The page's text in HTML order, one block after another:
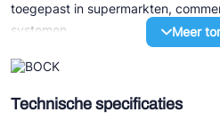
toegepast in supermarkten,
systemen.
HG CO2
• Zuiggas gekoelde semi
• Subkritisch CO2 bedrijfscondities
Meer
Technische specificaties